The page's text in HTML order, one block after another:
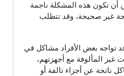
أن تكون هذه المشكلة ناجمة
غير صحيحة، وقد تتطلب
تواجه بعض الأفراد مشاكل في
غير المألوفة مع أجهزتهم،
ناتجة عن أجزاء تالفة أو